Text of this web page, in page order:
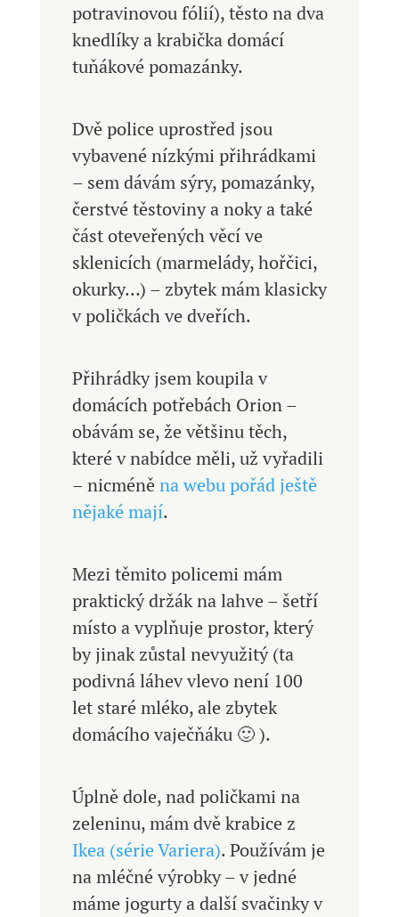
potravinovou fólií), těsto na dva
knedlíky a krabička domácí
tuňákové pomazánky.
Dvě police uprostřed jsou
vybavené nízkými přihrádkami
– sem dávám sýry, pomazánky,
čerstvé těstoviny a noky a také
část oteveřených věcí ve
sklenicích (marmelády, hořčici,
okurky…) – zbytek mám klasicky
v poličkách ve dveřích.
Přihrádky jsem koupila v
domácích potřebách Orion –
obávám se, že většinu těch,
které v nabídce měli, už vyřadili
– nicméně na webu pořád ještě
nějaké mají.
Mezi těmito policemi mám
praktický držák na lahve – šetří
místo a vyplňuje prostor, který
by jinak zůstal nevyužitý (ta
podivná láhev vlevo není 100
let staré mléko, ale zbytek
domácího vaječňáku 🙂 ).
Úplně dole, nad poličkami na
zeleninu, mám dvě krabice z
Ikea (série Variera). Používám je
na mléčné výrobky – v jedné
máme jogurty a další svačinky v